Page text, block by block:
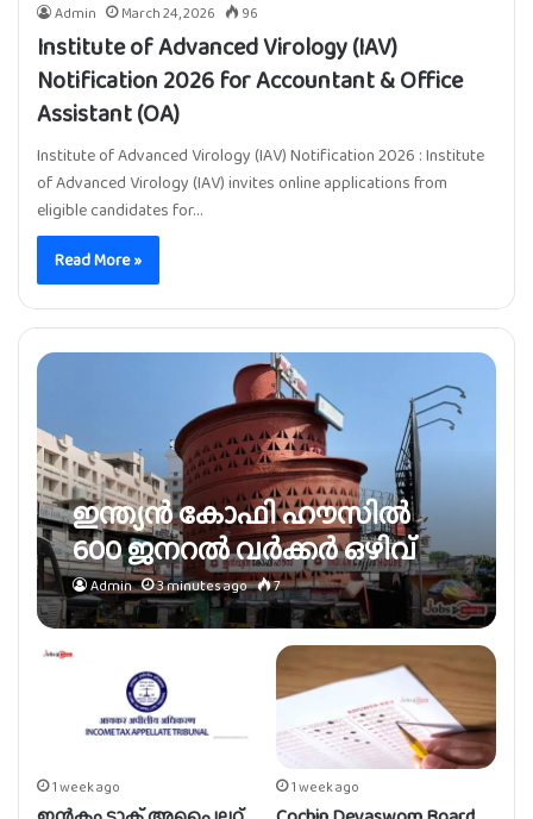
Admin March 24, 2026 96
Institute of Advanced Virology (IAV)
Notification 2026 for Accountant & Office
Assistant (OA)
Institute of Advanced Virology (IAV) Notification 2026 : Institute
of Advanced Virology (IAV) invites online applications from
eligible candidates for…
Read More »
ഇന്ത്യൻ കോഫി ഹൗസിൽ
600 ജനറൽ വർക്കർ ഒഴിവ്
Admin 3 minutes ago 7
1 week ago 1 week ago